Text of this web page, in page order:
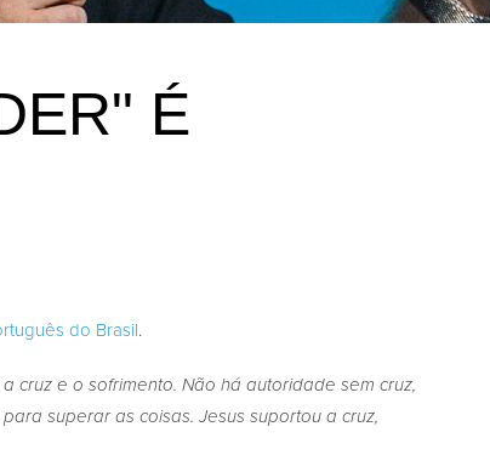
É
do Brasil.
cruz e o sofrimento. Não há autoridade sem cruz,
superar as coisas. Jesus suportou a cruz,